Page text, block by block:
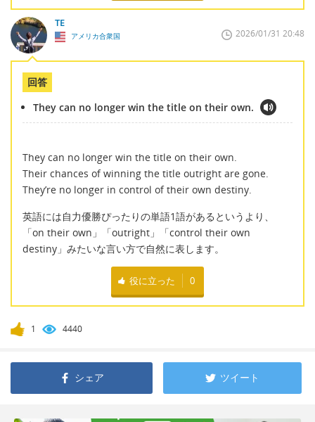
TE
アメリカ合衆国 2026/01/31 20:48
回答
They can no longer win the title on their own.
They can no longer win the title on their own.
Their chances of winning the title outright are gone.
They’re no longer in control of their own destiny.
英語には自力優勝ぴったりの単語1語があるというより、
「on their own」「outright」「control their own
destiny」みたいな言い方で自然に表します。
役に立った 0
1 4440
シェア ツイート